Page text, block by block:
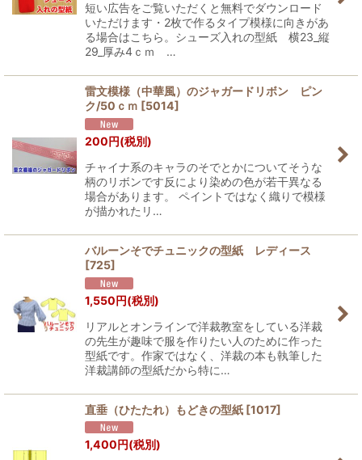
短い広告をご覧いただくと無料でダウンロード
いただけます・2枚で作るタイプ模様に向きがあ
る場合はこちら。シューズ入れの型紙 横23_縦
29_厚み4ｃｍ …
雷文模様（中華風）のジャガードリボン ピン
ク/50ｃｍ [5014]
200円(税別)
チャイナ系のキャラのそでとかについてそうな
柄のリボンです反により染めの色が若干異なる
場合があります。 ペイントではなく織りで模様
が描かれたリ…
バルーンそでチュニックの型紙 レディース
[725]
1,550円(税別)
リアルとオンラインで洋裁教室をしている洋裁
の先生が趣味で服を作りたい人のために作った
型紙です。作家ではなく、洋裁の本も執筆した
洋裁講師の型紙だから特に…
直垂（ひたたれ）もどきの型紙 [1017]
1,400 円(税別)